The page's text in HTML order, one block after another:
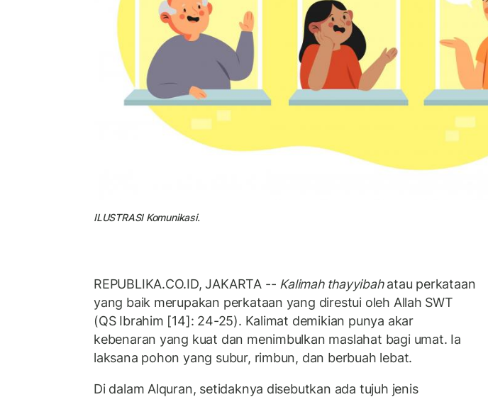
ILUSTRASI Komunikasi.
REPUBLIKA.CO.ID, JAKARTA -- Kalimah thayyibahatau perkataan
yang baik merupakan perkataan yang direstui oleh Allah SWT
(QS Ibrahim [14]: 24-25). Kalimat demikian punya akar
kebenaran yang kuat dan menimbulkan maslahat bagi umat. Ia
laksana pohon yang subur, rimbun, dan berbuah lebat.
Di dalam Alquran, setidaknya disebutkan ada tujuh jenis